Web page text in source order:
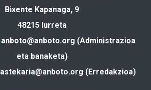
Bixente Kapanaga, 9
48215 Iurreta
anboto@anboto.org (Administrazioa
eta banaketa)
astekaria@anboto.org (Erredakzioa)